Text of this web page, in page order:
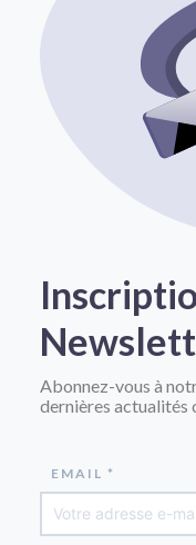
Abonnez-vous à
dernières actualités
EMAIL *